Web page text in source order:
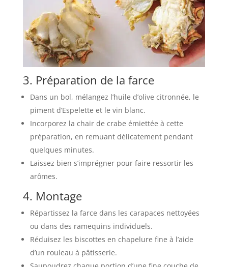
3. Préparation de la farce
Dans un bol, mélangez l’huile d’olive citronnée, le
piment d’Espelette et le vin blanc.
Incorporez la chair de crabe émiettée à cette
préparation, en remuant délicatement pendant
quelques minutes.
Laissez bien s’imprégner pour faire ressortir les
arômes.
4. Montage
Répartissez la farce dans les carapaces nettoyées
ou dans des ramequins individuels.
Réduisez les biscottes en chapelure fine à l’aide
d’un rouleau à pâtisserie.